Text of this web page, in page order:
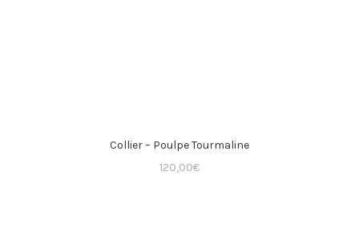
Collier – Poulpe Tourmaline
120,00€